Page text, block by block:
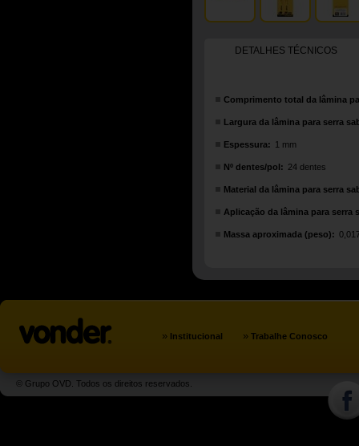
DETALHES TÉCNICOS
Comprimento total da lâmina
Largura da lâmina para serra
Espessura: 1 mm
Nº dentes/pol: 24 dentes
Material da lâmina para serra
Aplicação da lâmina para serra
Massa aproximada (peso):
» Institucional » Trabalhe Conosco
© Grupo OVD. Todos os direitos reservados.